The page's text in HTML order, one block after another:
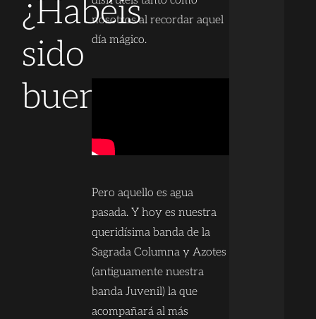
¿Habéis
sido
buenos?
nosotros al recordar aquel
día mágico.
Pero aquello es agua
pasada. Y hoy es nuestra
queridísima banda de la
Sagrada Columna y Azotes
(antiguamente nuestra
banda Juvenil) la que
acompañará al más